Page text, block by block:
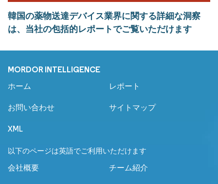
韓国の薬物送達デバイス業界に関する詳細な洞察
は、当社の包括的レポートでご覧いただけます
MORDOR INTELLIGENCE
ホーム レポート
お問い合わせ サイトマップ
XML
以下のページは英語でご利用いただけます
会社概要 チーム紹介